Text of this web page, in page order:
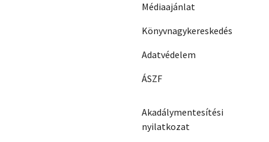
Médiaajánlat
Könyvnagykereskedés
Adatvédelem
ÁSZF
Akadálymentesítési
nyilatkozat